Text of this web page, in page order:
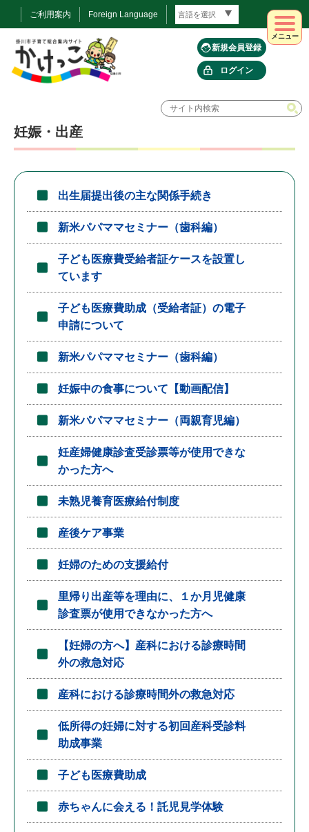
ご利用案内 Foreign Language
新規会員登録
ログイン
メニュー
妊娠・出産
出生届提出後の主な関係手続き
新米パパママセミナー（歯科編）
子ども医療費受給者証ケースを設置し
ています
子ども医療費助成（受給者証）の電子
申請について
新米パパママセミナー（歯科編）
妊娠中の食事について【動画配信】
新米パパママセミナー（両親育児編）
妊産婦健康診査受診票等が使用できな
かった方へ
未熟児養育医療給付制度
産後ケア事業
妊婦のための支援給付
里帰り出産等を理由に、１か月児健康
診査票が使用できなかった方へ
【妊婦の方へ】産科における診療時間
外の救急対応
産科における診療時間外の救急対応
低所得の妊婦に対する初回産科受診料
助成事業
子ども医療費助成
赤ちゃんに会える！託児見学体験